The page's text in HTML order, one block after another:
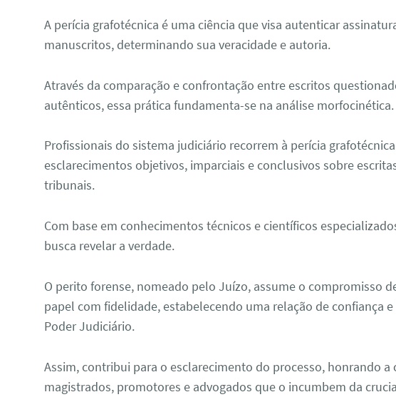
A perícia grafotécnica é uma ciência que visa autenticar
manuscritos, determinando sua veracidade e autoria.
Através da comparação e confrontação entre escritos
autênticos, essa prática fundamenta-se na análise morfocinética.
Profissionais do sistema judiciário recorrem à perícia
esclarecimentos objetivos, imparciais e conclusivos sobre
tribunais.
Com base em conhecimentos técnicos e científicos
busca revelar a verdade.
O perito forense, nomeado pelo Juízo, assume o compromisso
papel com fidelidade, estabelecendo uma relação de confiança
Poder Judiciário.
Assim, contribui para o esclarecimento do processo, honrando a
magistrados, promotores e advogados que o incumbem da